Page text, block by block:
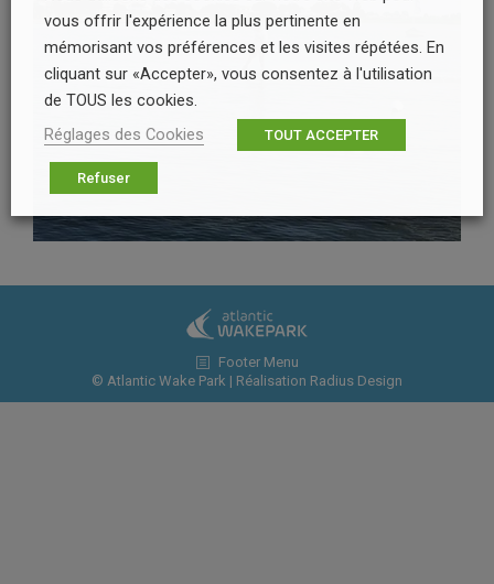
Footer Menu
© Atlantic Wake Park | Réalisation Radius Design
vous offrir l'expérience la plus pertinente en
mémorisant vos préférences et les visites répétées. En
cliquant sur «Accepter», vous consentez à l'utilisation
de TOUS les cookies.
Réglages des Cookies
TOUT ACCEPTER
Refuser